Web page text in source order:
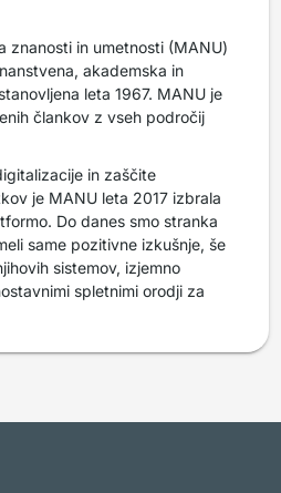
znanosti in umetnosti (MANU)
akademska in
leta 1967. MANU je
člankov z vseh področij
in zaščite
je MANU leta 2017 izbrala
Do danes smo stranka
same pozitivne izkušnje, še
sistemov, izjemno
spletnimi orodji za